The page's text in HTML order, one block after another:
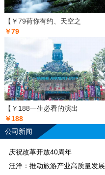
【￥79荷你有约、天空之
￥79
【￥188一生必看的演出
￥188
公司新闻
庆祝改革开放40周年
汪洋：推动旅游产业高质量发展